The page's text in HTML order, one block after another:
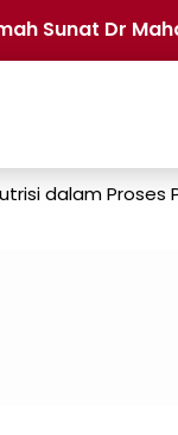
Sunat Dr
dalam Proses